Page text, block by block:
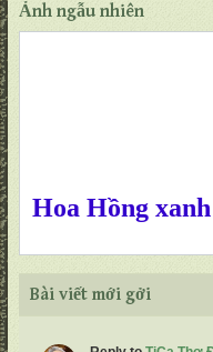
Ảnh ngẫu nhiên
Hoa Hồng xanh
Bài viết mới gởi